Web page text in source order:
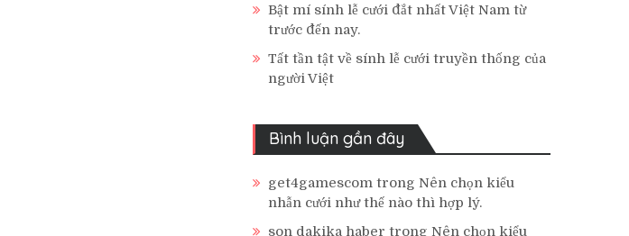
Bật mí sính lễ cưới đắt nhất Việt Nam từ
trước đến nay.
Tất tần tật về sính lễ cưới truyền thống của
người Việt
Bình luận gần đây
get4gamescom trong Nên chọn kiểu
nhẫn cưới như thế nào thì hợp lý.
son dakika haber trong Nên chọn kiểu